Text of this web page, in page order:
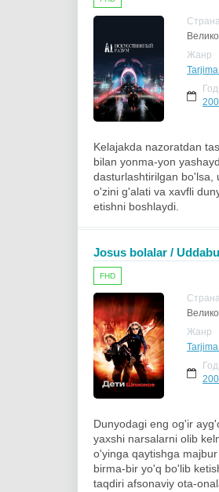
Жанр
Год
Kelajakda nazoratdan
bilan yonma-yon
dasturlashtirilgan bo'lsa,
o'zini g'alati va xavfli
etishni boshlaydi.
Josus bolalar /
FHD
Жанр
Год
Dunyodagi eng og'ir
yaxshi narsalarni olib
o'yinga qaytishga
birma-bir yo'q bo'lib
taqdiri afsonaviy ota-